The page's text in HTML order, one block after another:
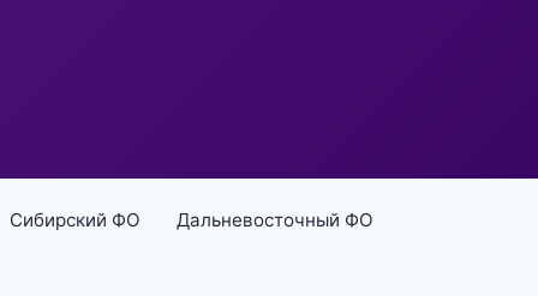
Сибирский ФО Дальневосточный ФО